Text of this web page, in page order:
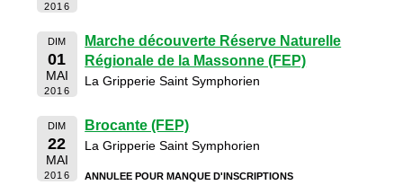
2016
DIM
01
MAI
2016
Marche découverte Réserve Naturelle
Régionale de la Massonne (FEP)
La Gripperie Saint Symphorien
DIM
22
MAI
2016
Brocante (FEP)
La Gripperie Saint Symphorien
ANNULEE POUR MANQUE D'INSCRIPTIONS